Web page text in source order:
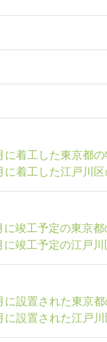
着工した東京都の
着工した江戸川
竣工予定の東京都
竣工予定の江戸川
設置された東京
設置された江戸